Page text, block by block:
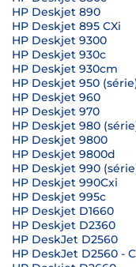
HP Deskjet 890
HP Deskjet 895 CXi
HP Deskjet 9300
HP Deskjet 930c
HP Deskjet 930cm
HP Deskjet 950
HP Deskjet 960
HP Deskjet 970
HP Deskjet 980
HP Deskjet 9800
HP Deskjet 9800d
HP Deskjet 990
HP Deskjet 990Cxi
HP Deskjet 995c
HP Deskjet D1660
HP Deskjet D2360
HP DeskJet D2560
HP DeskJet D2560 -